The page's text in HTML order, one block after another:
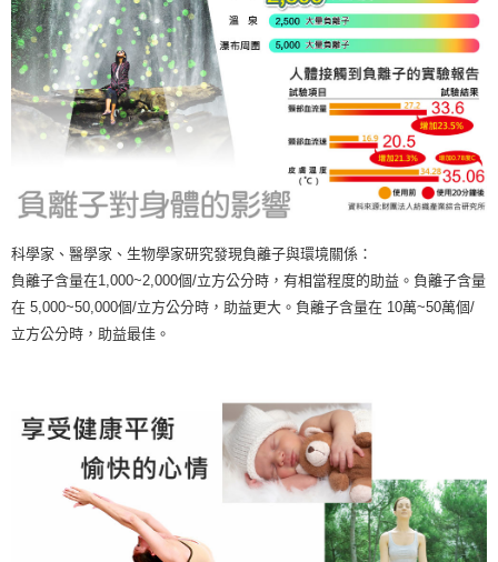
科學家、醫學家、生物學家研究發現負離子與環境關係：
負離子含量在1,000~2,000個/立方公分時，有相當程度的助益。負離子含量
在 5,000~50,000個/立方公分時，助益更大。負離子含量在 10萬~50萬個/
立方公分時，助益最佳。